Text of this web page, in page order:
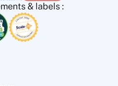
& labels :